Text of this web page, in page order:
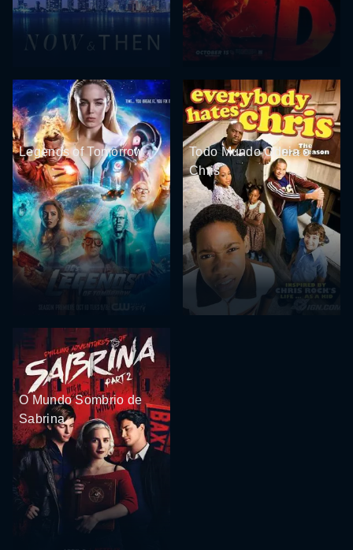
Legends of Tomorrow
Todo Mundo Odeia o
Chris
O Mundo Sombrio de
Sabrina